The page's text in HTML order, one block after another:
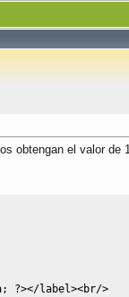
obtengan el valor
; ?></label><br/>